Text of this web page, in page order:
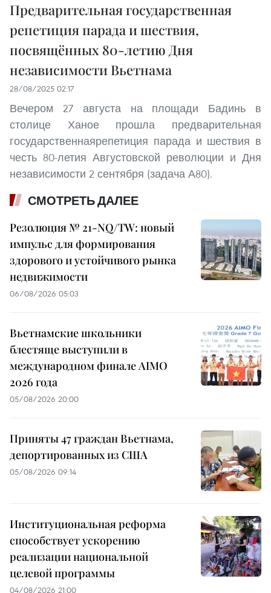
Предварительная государственная
репетиция парада и шествия,
посвящённых 80-летию Дня
независимости Вьетнама
28/08/2025 02:17
Вечером 27 августа на площади Бадинь в
столице Ханое прошла предварительная
государственнаярепетиция парада и шествия в
честь 80-летия Августовской революции и Дня
независимости 2 сентября (задача А80).
СМОТРЕТЬ ДАЛЕЕ
Резолюция № 21-NQ/TW: новый
импульс для формирования
здорового и устойчивого рынка
недвижимости
06/08/2026 05:03
Вьетнамские школьники
блестяще выступили в
международном финале AIMO
2026 года
05/08/2026 20:00
Приняты 47 граждан Вьетнама,
депортированных из США
05/08/2026 09:14
Институциональная реформа
способствует ускорению
реализации национальной
целевой программы
04/08/2026 21:00